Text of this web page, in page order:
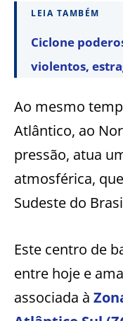
LEIA TAMBÉM
Ciclone
violentos,
Ao mesmo
Atlântico, ao
pressão, atua
atmosférica,
Sudeste do
Este centro de
entre hoje e
associada à